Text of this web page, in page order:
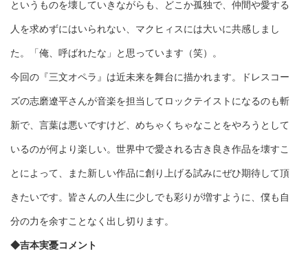
というものを壊していきながらも、どこか孤独で、仲間や愛する
人を求めずにはいられない、マクヒィスには大いに共感しまし
た。「俺、呼ばれたな」と思っています（笑）。
今回の『三文オペラ』は近未来を舞台に描かれます。ドレスコー
ズの志磨遼平さんが音楽を担当してロックテイストになるのも斬
新で、言葉は悪いですけど、めちゃくちゃなことをやろうとして
いるのが何より楽しい。世界中で愛される古き良き作品を壊すこ
とによって、また新しい作品に創り上げる試みにぜひ期待して頂
きたいです。皆さんの人生に少しでも彩りが増すように、僕も自
分の力を余すことなく出し切ります。
◆吉本実憂コメント